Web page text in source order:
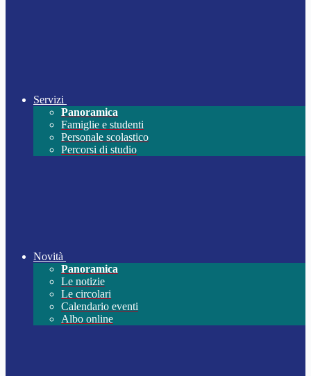
Servizi
Panoramica
Famiglie e studenti
Personale scolastico
Percorsi di studio
Novità
Panoramica
Le notizie
Le circolari
Calendario eventi
Albo online